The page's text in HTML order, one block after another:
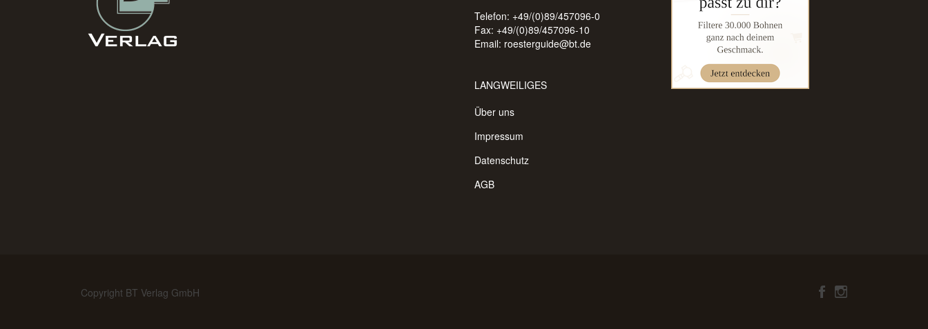
Telefon: +49/(0)89/457096-0
Fax: +49/(0)89/457096-10
Email: roesterguide@bt.de
LANGWEILIGES
Über uns
Impressum
Datenschutz
AGB
Copyright BT Verlag GmbH